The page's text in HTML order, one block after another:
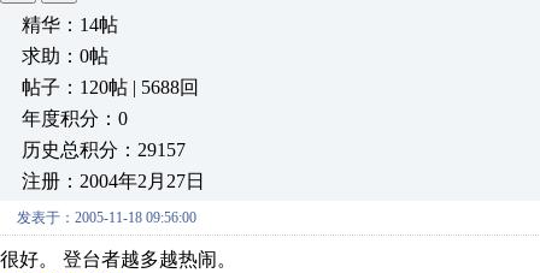
精华：14帖
求助：0帖
帖子：120帖 | 5688回
年度积分：0
历史总积分：29157
注册：2004年2月27日
发表于：2005-11-18 09:56:00
很好。 登台者越多越热闹。